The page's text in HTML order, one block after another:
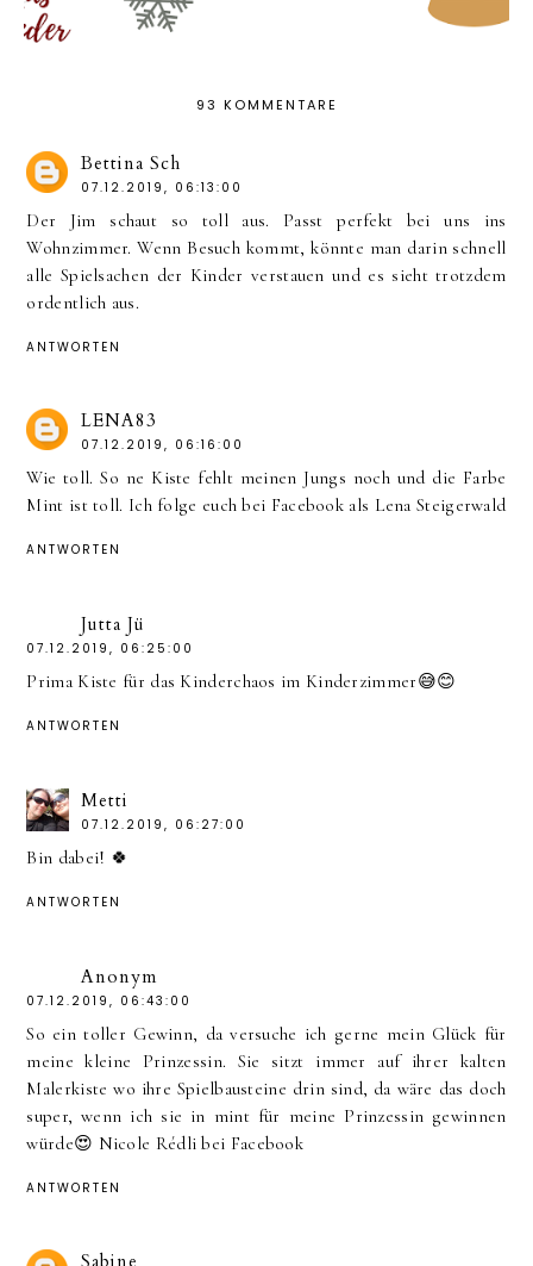
93 KOMMENTARE
Bettina Sch
07.12.2019, 06:13:00
Der Jim schaut so toll aus. Passt perfekt bei uns ins
Wohnzimmer. Wenn Besuch kommt, könnte man darin schnell
alle Spielsachen der Kinder verstauen und es sieht trotzdem
ordentlich aus.
ANTWORTEN
LENA83
07.12.2019, 06:16:00
Wie toll. So ne Kiste fehlt meinen Jungs noch und die Farbe
Mint ist toll. Ich folge euch bei Facebook als Lena Steigerwald
ANTWORTEN
Jutta Jü
07.12.2019, 06:25:00
Prima Kiste für das Kinderchaos im Kinderzimmer😅😊
ANTWORTEN
Metti
07.12.2019, 06:27:00
Bin dabei! 🍀
ANTWORTEN
Anonym
07.12.2019, 06:43:00
So ein toller Gewinn, da versuche ich gerne mein Glück für
meine kleine Prinzessin. Sie sitzt immer auf ihrer kalten
Malerkiste wo ihre Spielbausteine drin sind, da wäre das doch
super, wenn ich sie in mint für meine Prinzessin gewinnen
würde😍 Nicole Rédli bei Facebook
ANTWORTEN